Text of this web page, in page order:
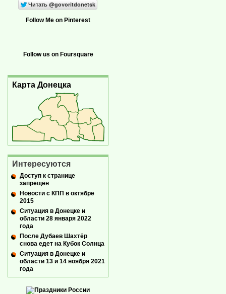
Follow Me on Pinterest
Follow us on Foursquare
Карта Донецка
Интересуются
Доступ к странице
запрещён
Новости с КПП в октябре
2015
Ситуация в Донецке и
области 28 января 2022
года
После Дубаев Шахтёр
снова едет на Кубок Солнца
Ситуация в Донецке и
области 13 и 14 ноября 2021
года